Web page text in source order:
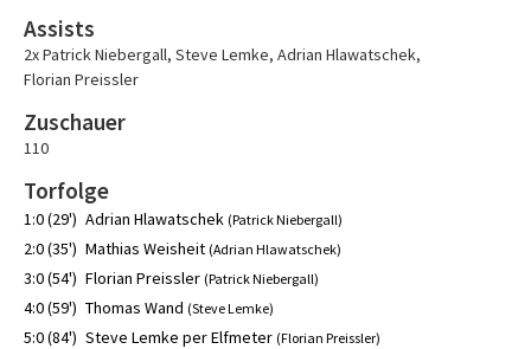
Assists
2x Patrick Niebergall, Steve Lemke, Adrian Hlawatschek,
Florian Preissler
Zuschauer
110
Torfolge
1:0 (29') Adrian Hlawatschek (Patrick Niebergall)
2:0 (35') Mathias Weisheit (Adrian Hlawatschek)
3:0 (54') Florian Preissler (Patrick Niebergall)
4:0 (59') Thomas Wand (Steve Lemke)
5:0 (84') Steve Lemke per Elfmeter (Florian Preissler)